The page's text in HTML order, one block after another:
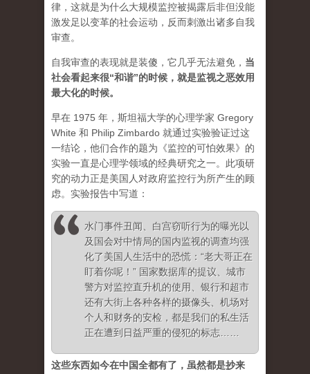
律，这就是为什么大规模监控被揭露后非但没能
激发足以变革的社会运动，反而刺激出诸多自我
审查。
自我审查的表现就是装傻，它几乎无法避免， 当
社会看起来很“和谐”的时候，就是监视之恶效用
最大化的时候。
早在 1975 年，斯坦福大学的心理学家 Gregory
White 和 Philip Zimbardo 就通过实验验证过这
一结论，他们合作的题为《监控的可怕效果》的
实验一直是心理学领域的经典研究之一。此项研
究的动力正是美国人对政府监控行为所产生的顾
虑。实验报告中写道：
水门事件丑闻、白宫窃听行为的曝光以
及国会对中情局的国内监视的调查均强
化了美国人生活中的恐慌 ：“老大哥正在
盯着你呢！” 国家数据库的提议、城市
警方对监控直升机的使用、银行和超市
还有大街上各种各样的摄像头、机场对
个人和财务的安检，都是我们的私生活
正在遭到日益严重的侵犯的标志……
这些东西如今在中国全都有了，虽然都是抄来